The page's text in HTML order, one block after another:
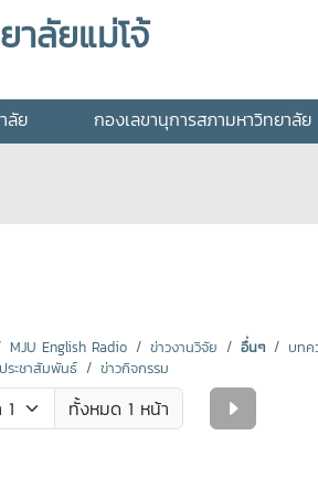
าลัยแม่โจ้
ลัย กองเลขานุการสภามหาวิทยาลัย
MJU English Radio ข่าวงานวิจัย อื่นๆ บทค
ระชาสัมพันธ์ ข่าวกิจกรรม
ทั้งหมด 1 หน้า